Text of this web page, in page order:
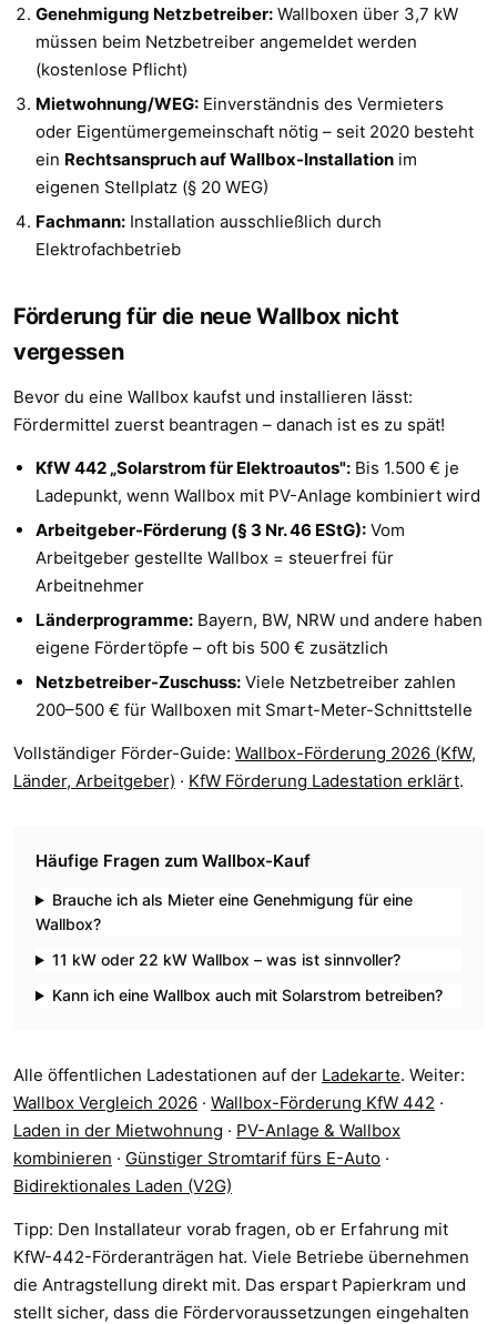
Genehmigung Netzbetreiber: Wallboxen über 3,7 kW
müssen beim Netzbetreiber angemeldet werden
(kostenlose Pflicht)
Mietwohnung/WEG: Einverständnis des Vermieters
oder Eigentümergemeinschaft nötig – seit 2020 besteht
ein Rechtsanspruch auf Wallbox-Installation im
eigenen Stellplatz (§ 20 WEG)
Fachmann: Installation ausschließlich durch
Elektrofachbetrieb
Förderung für die neue Wallbox nicht
vergessen
Bevor du eine Wallbox kaufst und installieren lässt:
Fördermittel zuerst beantragen – danach ist es zu spät!
KfW 442 „Solarstrom für Elektroautos": Bis 1.500 € je
Ladepunkt, wenn Wallbox mit PV-Anlage kombiniert wird
Arbeitgeber-Förderung (§ 3 Nr. 46 EStG): Vom
Arbeitgeber gestellte Wallbox = steuerfrei für
Arbeitnehmer
Länderprogramme: Bayern, BW, NRW und andere haben
eigene Fördertöpfe – oft bis 500 € zusätzlich
Netzbetreiber-Zuschuss: Viele Netzbetreiber zahlen
200–500 € für Wallboxen mit Smart-Meter-Schnittstelle
Vollständiger Förder-Guide: Wallbox-Förderung 2026 (KfW,
Länder, Arbeitgeber) · KfW Förderung Ladestation erklärt.
Häufige Fragen zum Wallbox-Kauf
Brauche ich als Mieter eine Genehmigung für eine
Wallbox?
11 kW oder 22 kW Wallbox – was ist sinnvoller?
Kann ich eine Wallbox auch mit Solarstrom betreiben?
Alle öffentlichen Ladestationen auf der Ladekarte. Weiter:
Wallbox Vergleich 2026 · Wallbox-Förderung KfW 442 ·
Laden in der Mietwohnung · PV-Anlage & Wallbox
kombinieren · Günstiger Stromtarif fürs E-Auto ·
Bidirektionales Laden (V2G)
Tipp: Den Installateur vorab fragen, ob er Erfahrung mit
KfW-442-Förderanträgen hat. Viele Betriebe übernehmen
die Antragstellung direkt mit. Das erspart Papierkram und
stellt sicher, dass die Fördervoraussetzungen eingehalten